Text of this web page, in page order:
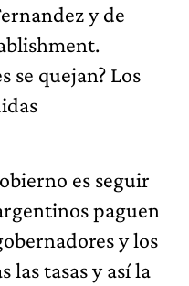
y de
se quejan? Los
es seguir
paguen
y los
las tasas y así la